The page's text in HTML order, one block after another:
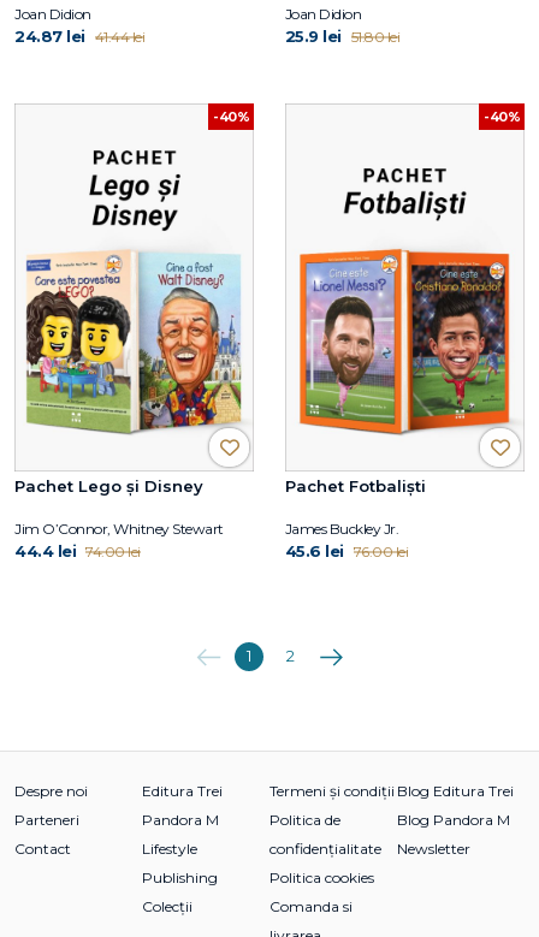
Joan Didion
24.87 lei 41.44 lei
Joan Didion
25.9 lei 51.80 lei
-40%
Pachet Lego și Disney
Jim O’Connor, Whitney Stewart
44.4 lei 74.00 lei
-40%
Pachet Fotbaliști
James Buckley Jr.
45.6 lei 76.00 lei
Anterioara
1 2 Următoarea
Despre noi
Parteneri
Contact
Editura Trei
Pandora M
Lifestyle
Publishing
Colecții
Termeni și condiții
Politica de
confidențialitate
Politica cookies
Comanda si
Blog Editura Trei
Blog Pandora M
Newsletter